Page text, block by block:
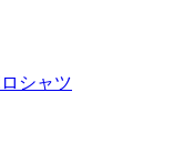
シャツ